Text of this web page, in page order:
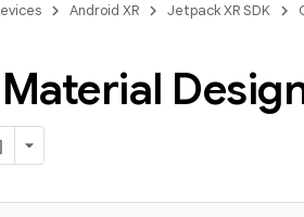
Android XR Jetpack XR SDK